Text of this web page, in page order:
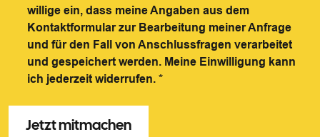
willige ein, dass meine Angaben aus dem
Kontaktformular zur Bearbeitung meiner Anfrage
und für den Fall von Anschlussfragen verarbeitet
und gespeichert werden. Meine Einwilligung kann
ich jederzeit widerrufen.*